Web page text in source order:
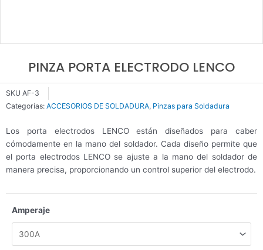
PINZA PORTA ELECTRODO LENCO
SKU AF-3
Categorías: ACCESORIOS DE SOLDADURA, Pinzas para Soldadura
Los porta electrodos LENCO están diseñados para caber
cómodamente en la mano del soldador. Cada diseño permite que
el porta electrodos LENCO se ajuste a la mano del soldador de
manera precisa, proporcionando un control superior del electrodo.
Amperaje
PINZA
PORTA
ELECTRODO
LENCO